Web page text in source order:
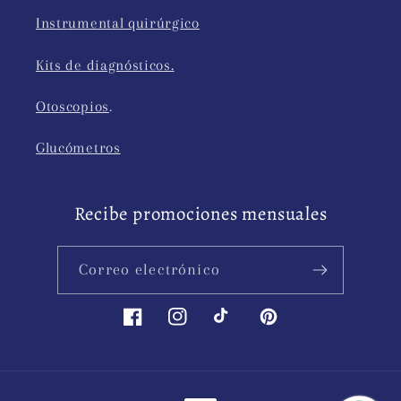
Instrumental quirúrgico
Kits de diagnósticos.
Otoscopios.
Glucómetros
Recibe promociones mensuales
Correo electrónico
FacebookInstagramTikTok Pinterest